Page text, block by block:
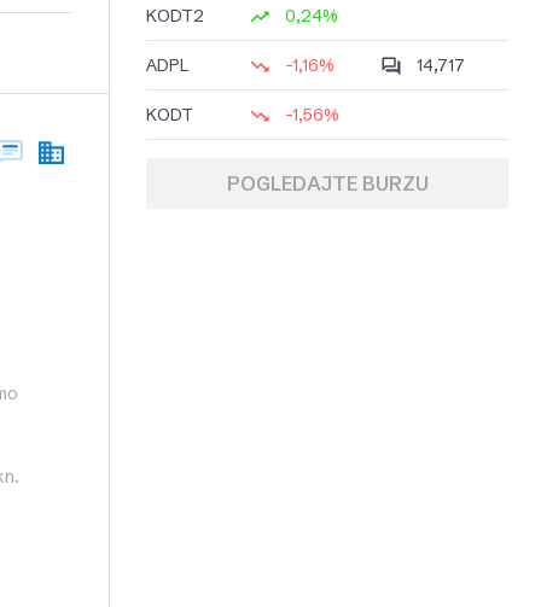
KODT2 0,24%
ADPL -1,16% 14,717
KODT -1,56%
POGLEDAJTE BURZU